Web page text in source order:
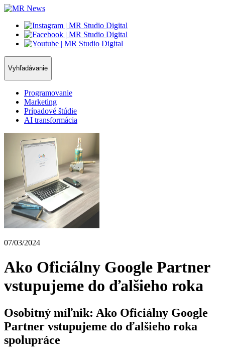
Vyhľadávanie
Programovanie
Marketing
Prípadové štúdie
AI transformácia
07/03/2024
Ako Oficiálny Google Partner
vstupujeme do ďalšieho roka
Osobitný míľnik: Ako Oficiálny Google
Partner vstupujeme do ďalšieho roka
spolupráce